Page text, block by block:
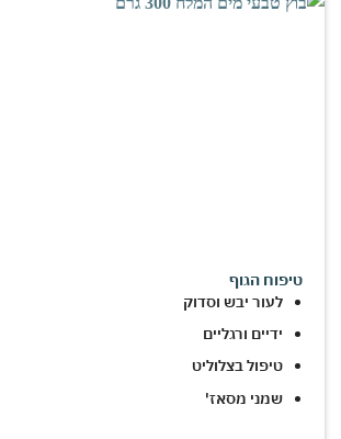
טיפוח הגוף
לעור יבש וסדוק
ידיים ורגליים
טיפול בצלוליט
שמני מסאז'